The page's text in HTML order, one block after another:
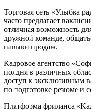
Торговая сеть «Улыбка
часто предлагает
отличная возможность
дружной команде,
навыки продаж.
Кадровое агентство
полдня в различных
доступ к эксклюзивным
по подготовке резюме и
Платформа фриланса